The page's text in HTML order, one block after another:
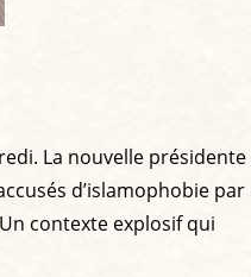
La nouvelle présidente
d’islamophobie par
contexte explosif qui